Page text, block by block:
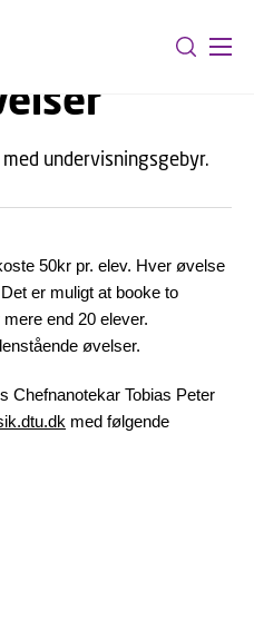
undervisningsgebyr.
50kr pr. elev. Hver øvelse
er muligt at booke to
end 20 elever.
øvelser.
Chefnanotekar Tobias Peter
med følgende